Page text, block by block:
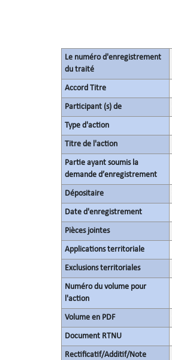
Le numéro d'enregistrement
du traité
Accord Titre
Participant (s) de
Type d'action
Titre de l'action
Partie ayant soumis la
demande d’enregistrement
Dépositaire
Date d'enregistrement
Pièces jointes
Applications territoriale
Exclusions territoriales
Numéro du volume pour
l'action
Volume en PDF
Document RTNU
Rectificatif/Additif/Note